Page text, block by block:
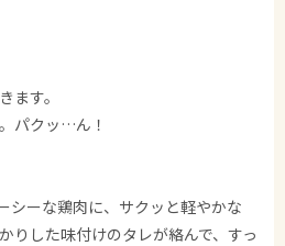
ます。
パクッ…ん！
シーな鶏肉に、サクッと軽やかな
りした味付けのタレが絡んで、すっ